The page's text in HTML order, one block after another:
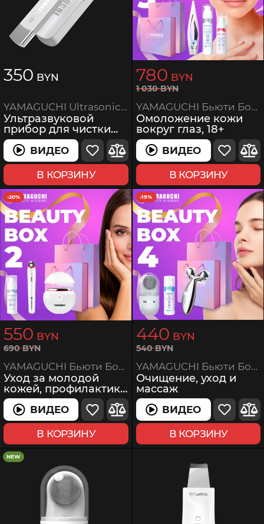
350 BYN
YAMAGUCHI Ultrasonic Face Skin Care
Ультразвуковой
прибор для чистки
лица
ВИДЕОВИДЕО
В КОРЗИНУ
780 BYN
1 030BYN
YAMAGUCHI Бьюти Бокс 5
Омоложение кожи
вокруг глаз, 18+
ВИДЕОВИДЕО
В КОРЗИНУ
-20%
550 BYN
690BYN
YAMAGUCHI Бьюти Бокс 2
Уход за молодой
кожей, профилактика
возрастных
изменений
ВИДЕОВИДЕО
В КОРЗИНУ
-19%
440 BYN
540BYN
YAMAGUCHI Бьюти Бокс 4
Очищение, уход и
массаж
ВИДЕОВИДЕО
В КОРЗИНУ
NEW